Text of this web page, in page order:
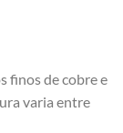
finos de cobre e
varia entre